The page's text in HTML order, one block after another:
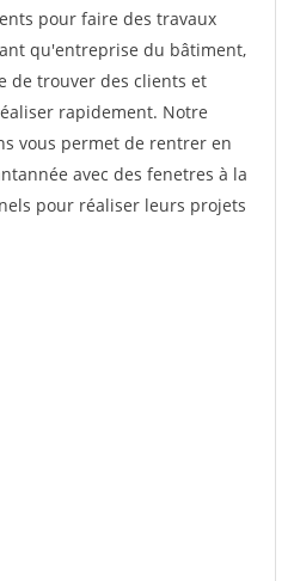
pour faire des travaux
qu'entreprise du bâtiment,
de trouver des clients et
rapidement. Notre
vous permet de rentrer en
avec des fenetres à la
pour réaliser leurs projets